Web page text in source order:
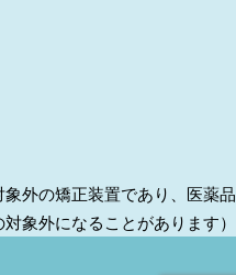
象外の矯正装置であり、医薬品
象外になることがあります）